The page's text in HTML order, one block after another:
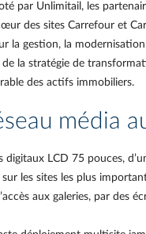
par Unlimitail, les
des sites Carrefour et
la gestion, la
la stratégie de
des actifs immobiliers.
média
digitaux LCD 75 pouces,
les sites les plus
aux galeries, par des